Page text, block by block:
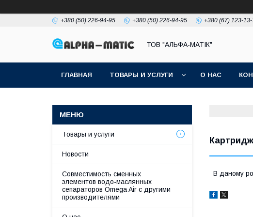
+380 (50) 226-94-95 +380 (50) 226-94-95 +380 (67) 123-13-
ТОВ "АЛЬФА-МАТІК"
ГЛАВНАЯ ТОВАРЫ И УСЛУГИ О НАС
В даному
Товары и услуги
Новости
Совместимость сменных
элементов водо-маслянных
сепараторов Omega Air с другими
производителями